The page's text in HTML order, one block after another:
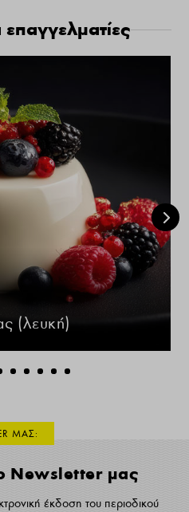
(λευκή)
ΜΑΣ:
Newsletter μας
έκδοση του περιοδικού